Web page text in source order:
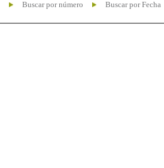
Buscar por número Buscar por Fecha